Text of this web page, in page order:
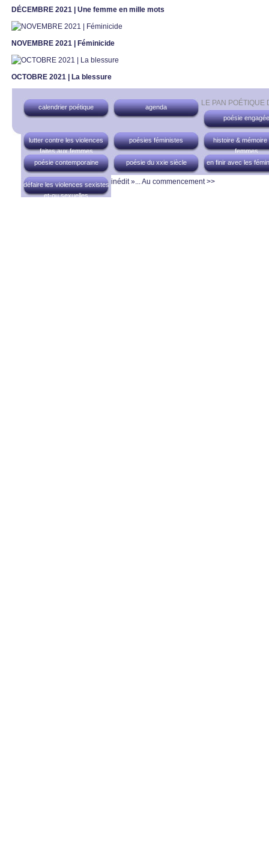
DÉCEMBRE 2021 | Une femme en mille mots
NOVEMBRE 2021 | Féminicide
OCTOBRE 2021 | La blessure
LE PAN
calendrier poétique
agenda
poésie engagée
lutter contre les violences
faites aux femmes
poésies féministes
histoire & mémoire
femmes
poésie contemporaine
poésie du xxie siècle en finir avec les
défaire les violences sexistes
et-ou sexuelles
inédit »...Au commencement >>